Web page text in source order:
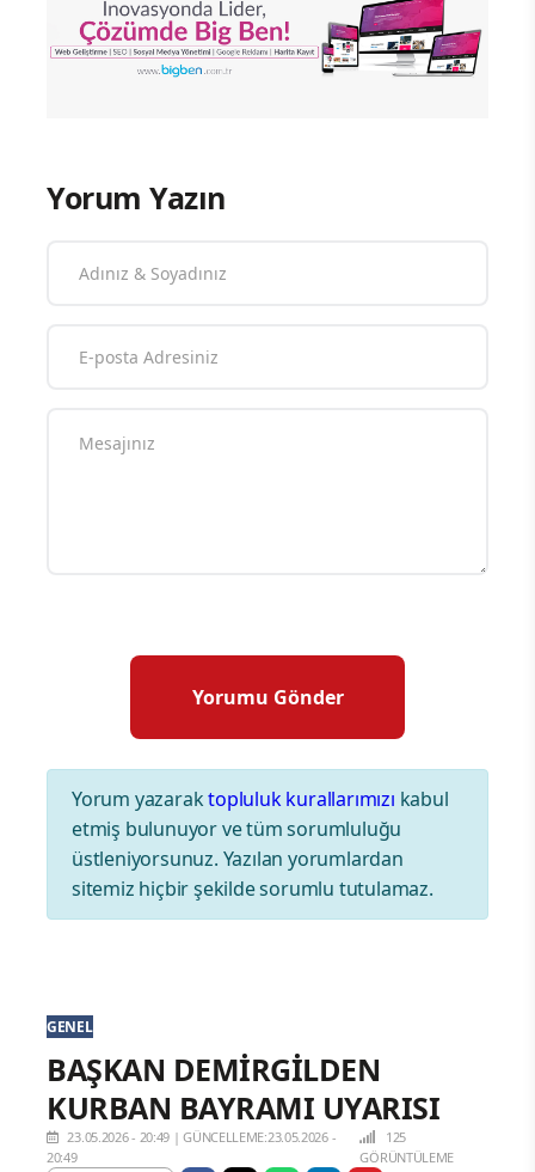
Yorum Yazın
Yorum yazaraktopluluk kurallarımızı kabul
etmiş bulunuyor ve tüm sorumluluğu
üstleniyorsunuz. Yazılan yorumlardan
sitemiz hiçbir şekilde sorumlu tutulamaz.
GENEL
BAŞKAN DEMİRGİLDEN
KURBAN BAYRAMI UYARISI
23.05.2026 - 20:49 |GÜNCELLEME:23.05.2026 -
20:49
125
GÖRÜNTÜLEME